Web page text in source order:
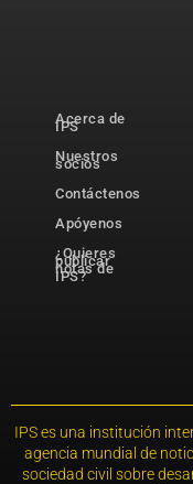
Acerca de
IPS
Nuestros
socios
Contáctenos
Apóyenos
¿Quieres
publicar
notas de
IPS?
IPS es una institución
agencia mundial de
sociedad civil sobre